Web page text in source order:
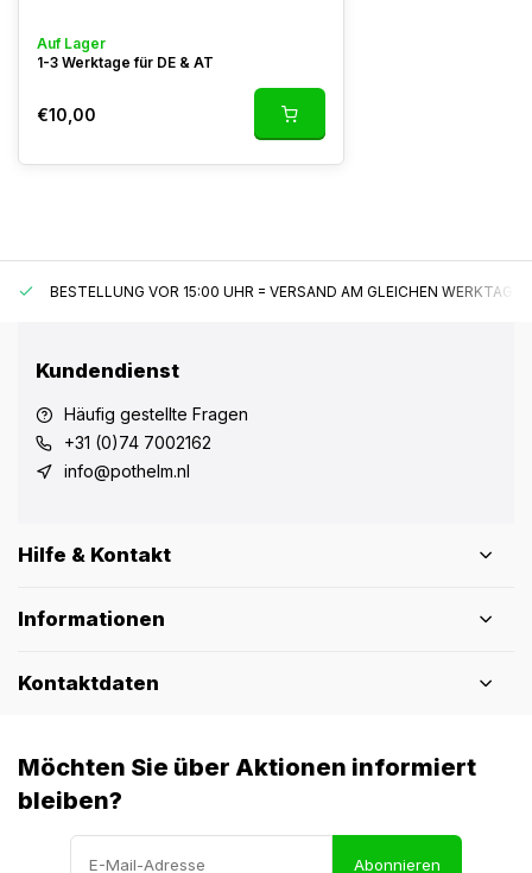
Auf Lager
1-3 Werktage für DE & AT
€10,00
BESTELLUNG VOR 15:00 UHR = VERSAND AM GLEICHEN WERKTAG*
Kundendienst
Häufig gestellte Fragen
+31 (0)74 7002162
info@pothelm.nl
Hilfe & Kontakt
Informationen
Kontaktdaten
Möchten Sie über Aktionen informiert
bleiben?
Abonnieren